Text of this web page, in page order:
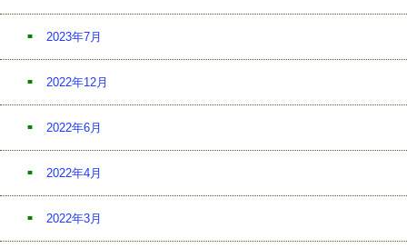
2023年7月
2022年12月
2022年6月
2022年4月
2022年3月